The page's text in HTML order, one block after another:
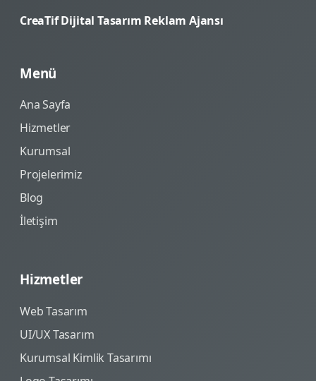
CreaTif Dijital Tasarım Reklam Ajansı
Menü
Ana Sayfa
Hizmetler
Kurumsal
Projelerimiz
Blog
İletişim
Hizmetler
Web Tasarım
UI/UX Tasarım
Kurumsal Kimlik Tasarımı